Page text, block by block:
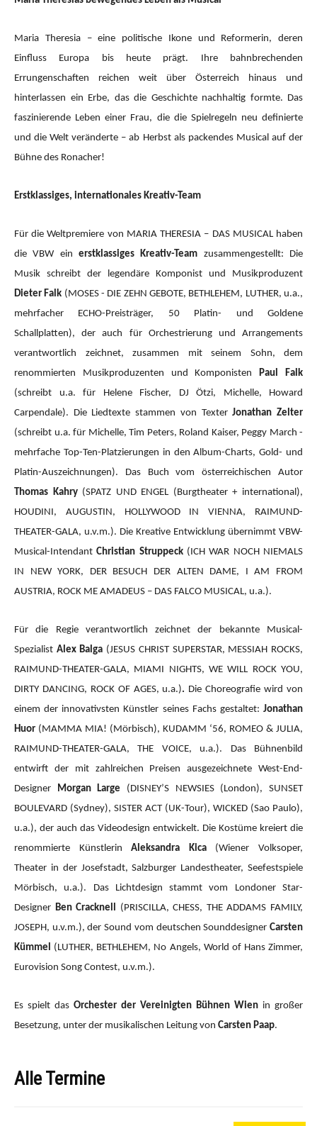
Maria Theresia – eine politische Ikone und Reformerin, deren
Einfluss Europa bis heute prägt. Ihre bahnbrechenden
Errungenschaften reichen weit über Österreich hinaus und
hinterlassen ein Erbe, das die Geschichte nachhaltig formte. Das
faszinierende Leben einer Frau, die die Spielregeln neu definierte
und die Welt veränderte – ab Herbst als packendes Musical auf der
Bühne des Ronacher!
Erstklassiges, internationales Kreativ-Team
Für die Weltpremiere von MARIA THERESIA – DAS MUSICAL haben
die VBW ein erstklassiges Kreativ-Team zusammengestellt: Die
Musik schreibt der legendäre Komponist und Musikproduzent
Dieter Falk (MOSES - DIE ZEHN GEBOTE, BETHLEHEM, LUTHER, u.a.,
mehrfacher ECHO-Preisträger, 50 Platin- und Goldene
Schallplatten), der auch für Orchestrierung und Arrangements
verantwortlich zeichnet, zusammen mit seinem Sohn, dem
renommierten Musikproduzenten und KomponistenPaul Falk
(schreibt u.a. für Helene Fischer, DJ Ötzi, Michelle, Howard
Carpendale). Die Liedtexte stammen von TexterJonathan Zelter
(schreibt u.a. für Michelle, Tim Peters, Roland Kaiser, Peggy March -
mehrfache Top-Ten-Platzierungen in den Album-Charts, Gold- und
Platin-Auszeichnungen). Das Buch vom österreichischen Autor
Thomas Kahry(SPATZ UND ENGEL (Burgtheater + international),
HOUDINI, AUGUSTIN, HOLLYWOOD IN VIENNA, RAIMUND-
THEATER-GALA, u.v.m.). Die Kreative Entwicklung übernimmt VBW-
Musical-IntendantChristian Struppeck(ICH WAR NOCH NIEMALS
IN NEW YORK, DER BESUCH DER ALTEN DAME, I AM FROM
AUSTRIA, ROCK ME AMADEUS – DAS FALCO MUSICAL, u.a.).
Für die Regie verantwortlich zeichnet der bekannte Musical-
Spezialist Alex Balga (JESUS CHRIST SUPERSTAR, MESSIAH ROCKS,
RAIMUND-THEATER-GALA, MIAMI NIGHTS, WE WILL ROCK YOU,
DIRTY DANCING, ROCK OF AGES, u.a.). Die Choreografie wird von
einem der innovativsten Künstler seines Fachs gestaltet: Jonathan
Huor (MAMMA MIA! (Mörbisch), KUDAMM ‘56, ROMEO & JULIA,
RAIMUND-THEATER-GALA, THE VOICE, u.a.). Das Bühnenbild
entwirft der mit zahlreichen Preisen ausgezeichnete West-End-
Designer Morgan Large (DISNEY’S NEWSIES (London), SUNSET
BOULEVARD (Sydney), SISTER ACT (UK-Tour), WICKED (Sao Paulo),
u.a.), der auch das Videodesign entwickelt. Die Kostüme kreiert die
renommierte KünstlerinAleksandra Kica(Wiener Volksoper,
Theater in der Josefstadt, Salzburger Landestheater, Seefestspiele
Mörbisch, u.a.). Das Lichtdesign stammt vom Londoner Star-
Designer Ben Cracknell (PRISCILLA, CHESS, THE ADDAMS FAMILY,
JOSEPH, u.v.m.), der Sound vom deutschen Sounddesigner Carsten
Kümmel (LUTHER, BETHLEHEM, No Angels, World of Hans Zimmer,
Eurovision Song Contest, u.v.m.).
Es spielt das Orchester der Vereinigten Bühnen Wien in großer
Besetzung, unter der musikalischen Leitung von Carsten Paap.
Alle Termine